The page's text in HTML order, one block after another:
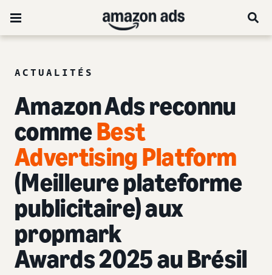
ACTUALITÉS
Amazon Ads reconnu
commeBest
Advertising Platform
(Meilleure plateforme
publicitaire) aux
propmark
Awards 2025 au Brésil